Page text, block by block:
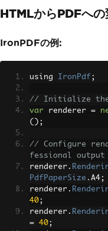
HTMLからPDFへ
IronPDFの例:
using IronPdf ;
// Initialize the
var renderer =
();
// Configure
fessional output
renderer .
PdfPaperSize . A4;
renderer .
40;
renderer .
=
40;